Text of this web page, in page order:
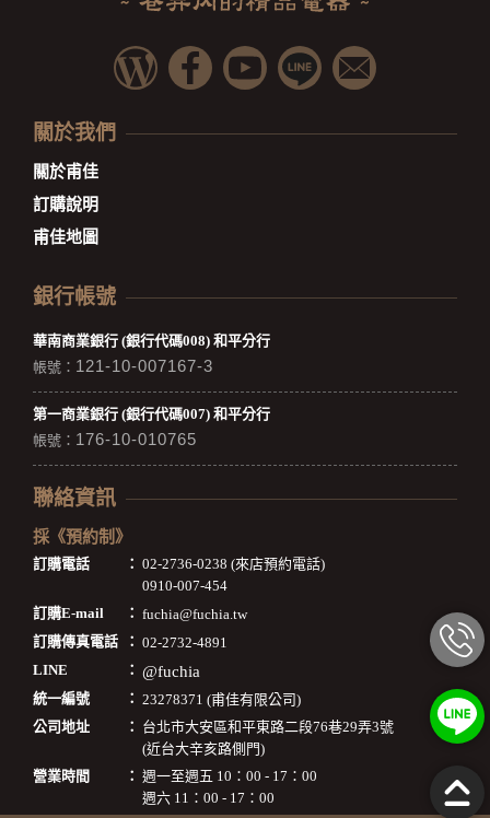
關於我們
關於甫佳
訂購說明
甫佳地圖
銀行帳號
華南商業銀行 (銀行代碼008) 和平分行
帳號： 121-10-007167-3
第一商業銀行 (銀行代碼007) 和平分行
帳號： 176-10-010765
聯絡資訊
採《預約制》
訂購電話 ： 02-2736-0238 (來店預約電話)
0910-007-454
訂購E-mail
： fuchia@fuchia.tw
訂購傳真電話
： 02-2732-4891
LINE
： @fuchia
統一編號 ： 23278371 (甫佳有限公司)
公司地址
： 台北市大安區和平東路二段76巷29弄3號
(近台大辛亥路側門)
營業時間
： 週一至週五 10：00 - 17：00
週六 11：00 - 17：00